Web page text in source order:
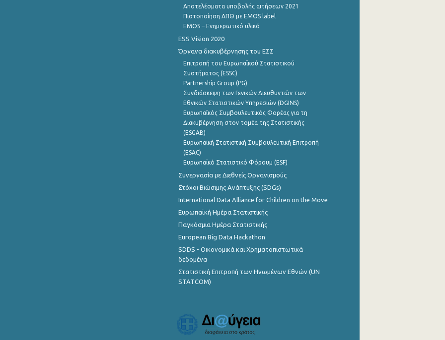
Αποτελέσματα υποβολής αιτήσεων 2021
Πιστοποίηση ΑΠΘ με EMOS label
EMOS – Ενημερωτικό υλικό
ESS Vision 2020
Όργανα διακυβέρνησης του ΕΣΣ
Επιτροπή του Ευρωπαϊκού Στατιστικού
Συστήματος (ESSC)
Partnership Group (PG)
Συνδιάσκεψη των Γενικών Διευθυντών των
Εθνικών Στατιστικών Υπηρεσιών (DGINS)
Ευρωπαϊκός Συμβουλευτικός Φορέας για τη
Διακυβέρνηση στον τομέα της Στατιστικής
(ESGAB)
Ευρωπαϊκή Στατιστική Συμβουλευτική Επιτροπή
(ESAC)
Ευρωπαϊκό Στατιστικό Φόρουμ (ESF)
Συνεργασία με Διεθνείς Οργανισμούς
Στόχοι Βιώσιμης Ανάπτυξης (SDGs)
International Data Alliance for Children on the Move
Ευρωπαϊκή Ημέρα Στατιστικής
Παγκόσμια Ημέρα Στατιστικής
European Big Data Hackathon
SDDS - Οικονομικά και Χρηματοπιστωτικά
δεδομένα
Στατιστική Επιτροπή των Ηνωμένων Εθνών (UN
STATCOM)